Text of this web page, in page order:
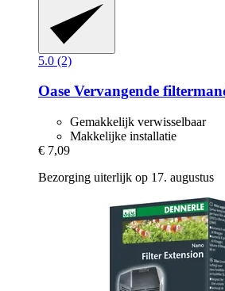
5.0 (2)
Oase Vervangende
Gemakkelijk verwisselbaar
Makkelijke installatie
€ 7,09
Bezorging uiterlijk op 17. augustus